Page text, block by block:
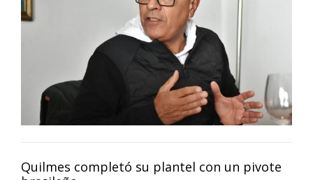
Quilmes completó su plantel con un pivote